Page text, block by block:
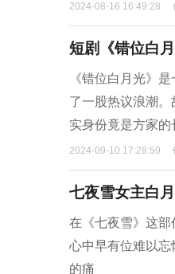
2024-08-16 16:49:28
短剧《错位白
《错位白月光》
了一股热议浪潮
实身份竟是方家的
2024-09-10 17:28:59
七夜雪女主白
在《七夜雪》这
心中早有位难以
的痛